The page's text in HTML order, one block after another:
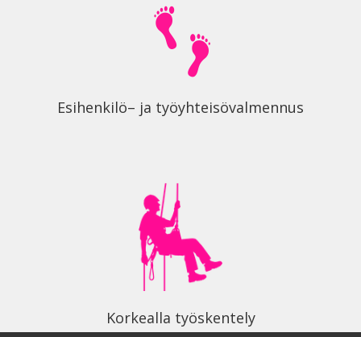
Esihenkilö– ja työyhteisövalmennus
Korkealla työskentely